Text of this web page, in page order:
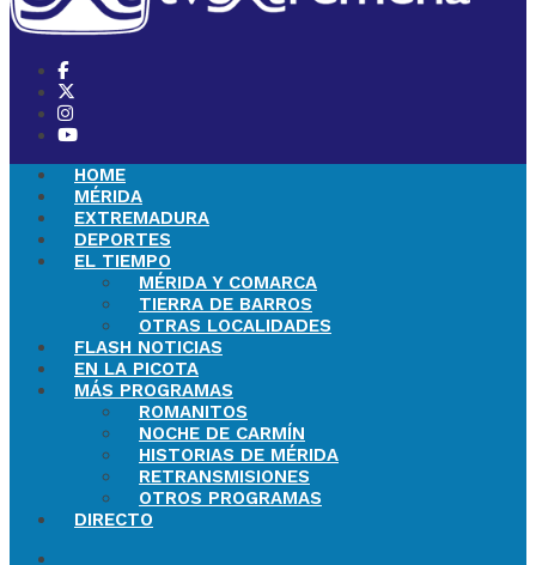
HOME
MÉRIDA
EXTREMADURA
DEPORTES
EL TIEMPO
MÉRIDA Y COMARCA
TIERRA DE BARROS
OTRAS LOCALIDADES
FLASH NOTICIAS
EN LA PICOTA
MÁS PROGRAMAS
ROMANITOS
NOCHE DE CARMÍN
HISTORIAS DE MÉRIDA
RETRANSMISIONES
OTROS PROGRAMAS
DIRECTO